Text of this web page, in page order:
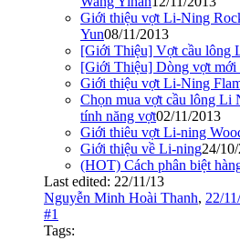
Giới thiệu vợt Li-Ning
Yun08/11/2013
[Giới Thiệu] Vợt cầu lông
[Giới Thiệu] Dòng vợt
Giới thiệu vợt Li-Ning
Chọn mua vợt cầu lông Li
tính năng vợt02/11/2013
Giới thiêu vợt Li-ning
Giới thiệu về Li-ning24/
(HOT) Cách phân biệt
Last edited: 22/11/13
Nguyễn Minh Hoài Thanh, 22/
#1
Tags: